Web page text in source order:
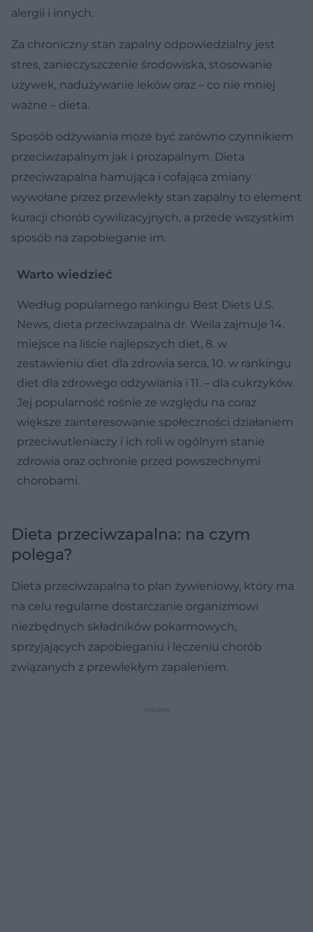
alergii i innych.
Za chroniczny stan zapalny odpowiedzialny jest
stres, zanieczyszczenie środowiska, stosowanie
używek, nadużywanie leków oraz – co nie mniej
ważne – dieta.
Sposób odżywiania może być zarówno czynnikiem
przeciwzapalnym jak i prozapalnym. Dieta
przeciwzapalna hamująca i cofająca zmiany
wywołane przez przewlekły stan zapalny to element
kuracji chorób cywilizacyjnych, a przede wszystkim
sposób na zapobieganie im.
Warto wiedzieć
Według popularnego rankingu Best Diets U.S.
News, dieta przeciwzapalna dr. Weila zajmuje 14.
miejsce na liście najlepszych diet, 8. w
zestawieniu diet dla zdrowia serca, 10. w rankingu
diet dla zdrowego odżywiania i 11. – dla cukrzyków.
Jej popularność rośnie ze względu na coraz
większe zainteresowanie społeczności działaniem
przeciwutleniaczy i ich roli w ogólnym stanie
zdrowia oraz ochronie przed powszechnymi
chorobami.
Dieta przeciwzapalna: na czym
polega?
Dieta przeciwzapalna to plan żywieniowy, który ma
na celu regularne dostarczanie organizmowi
niezbędnych składników pokarmowych,
sprzyjających zapobieganiu i leczeniu chorób
związanych z przewlekłym zapaleniem.